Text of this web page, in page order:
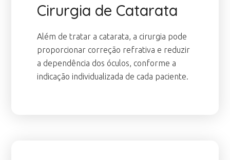
Cirurgia de Catarata
Além de tratar a catarata, a cirurgia pode
proporcionar correção refrativa e reduzir
a dependência dos óculos, conforme a
indicação individualizada de cada paciente.